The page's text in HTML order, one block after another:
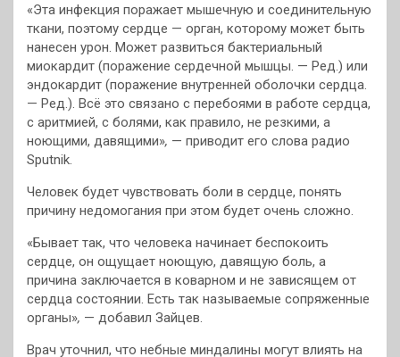
«Эта инфекция поражает мышечную и соединительную
ткани, поэтому сердце — орган, которому может быть
нанесен урон. Может развиться бактериальный
миокардит (поражение сердечной мышцы. — Ред.) или
эндокардит (поражение внутренней оболочки сердца.
— Ред.). Всё это связано с перебоями в работе сердца,
с аритмией, с болями, как правило, не резкими, а
ноющими, давящими», — приводит его слова радио
Sputnik.
Человек будет чувствовать боли в сердце, понять
причину недомогания при этом будет очень сложно.
«Бывает так, что человека начинает беспокоить
сердце, он ощущает ноющую, давящую боль, а
причина заключается в коварном и не зависящем от
сердца состоянии. Есть так называемые сопряженные
органы», — добавил Зайцев.
Врач уточнил, что небные миндалины могут влиять на